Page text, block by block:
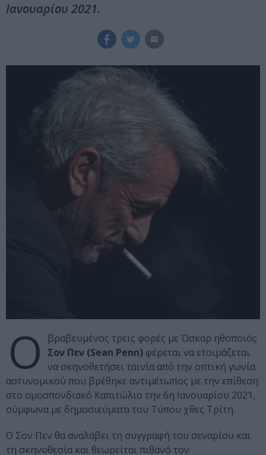
Ιανουαρίου 2021.
Ο
βραβευμένος τρεις φορές με Όσκαρ ηθοποιός
Σον Πεν (Sean Penn) φέρεται να ετοιμάζεται
να σκηνοθετήσει ταινία από την οπτική γωνία
αστυνομικού που βρέθηκε αντιμέτωπος με την επίθεση
στο ομοσπονδιακό Καπιτώλιο την 6η Ιανουαρίου 2021,
σύμφωνα με δημοσιεύματα του Τύπου χθες Τρίτη.
Ο Σον Πεν θα αναλάβει τη συγγραφή του σεναρίου και
τη σκηνοθεσία και θεωρείται πιθανό τον